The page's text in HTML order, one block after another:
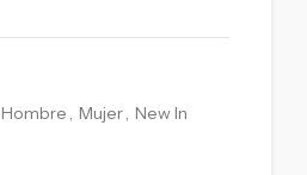
Hombre , Mujer, New In